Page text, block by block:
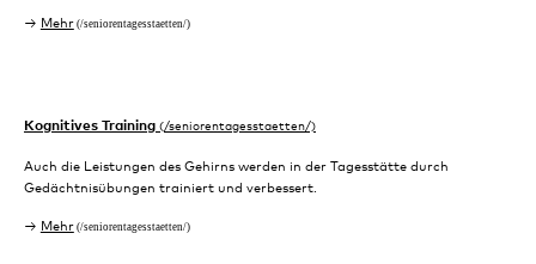
Mehr
Kognitives Training
Auch die Leistungen des Gehirns werden in der Tagesstätte durch
Gedächtnisübungen trainiert und verbessert.
Mehr